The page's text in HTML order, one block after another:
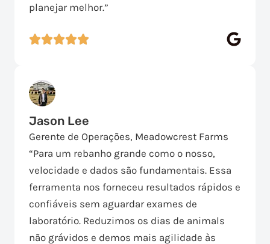
planejar melhor.”
Jason Lee
Gerente de Operações, Meadowcrest Farms
“Para um rebanho grande como o nosso,
velocidade e dados são fundamentais. Essa
ferramenta nos forneceu resultados rápidos e
confiáveis sem aguardar exames de
laboratório. Reduzimos os dias de animals
não grávidos e demos mais agilidade às